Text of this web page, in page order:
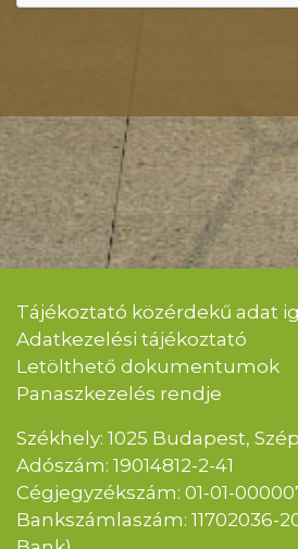
Tájékoztató közérdekű adat
Adatkezelési tájékoztató
Letölthető dokumentumok
Panaszkezelés rendje
Székhely: 1025 Budapest,
Adószám: 19014812-2-41
Cégjegyzékszám: 01-01-
Bankszámlaszám: 11702036-